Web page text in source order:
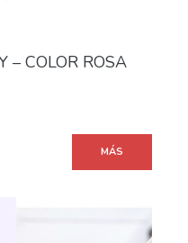
– COLOR ROSA
MÁS